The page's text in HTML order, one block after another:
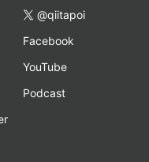
@qiitapoi
Facebook
YouTube
Podcast